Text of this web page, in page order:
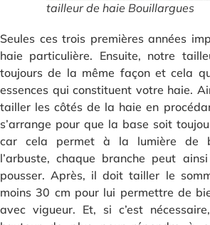
tailleur de haie Bouillargues
Seules ces trois premières années
haie particulière. Ensuite, notre
toujours de la même façon et cela
essences qui constituent votre haie.
tailler les côtés de la haie en
s’arrange pour que la base soit
car cela permet à la lumière de
l’arbuste, chaque branche peut
pousser. Après, il doit tailler le
moins 30 cm pour lui permettre de
avec vigueur. Et, si c’est